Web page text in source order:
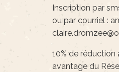
Inscription par
ou par courriel :
10% de réduction
avantage du